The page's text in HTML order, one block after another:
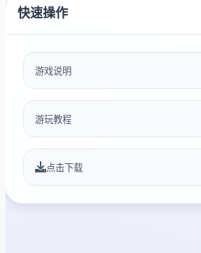
快速操作
游戏说明
游玩教程
点击下载